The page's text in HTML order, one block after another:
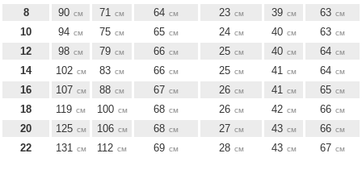
8 90 см 71 см 64 см 23 см 39 см 63 см
10 94 см 75 см 65 см 24 см 40 см 63 см
12 98 см 79 см 66 см 25 см 40 см 64 см
14 102 см 83 см 66 см 25 см 41 см 64 см
16 107 см 88 см 67 см 26 см 41 см 65 см
18 119 см 100 см 68 см 26 см 42 см 66 см
20 125 см 106 см 68 см 27 см 43 см 66 см
22 131 см 112 см 69 см 28 см 43 см 67 см